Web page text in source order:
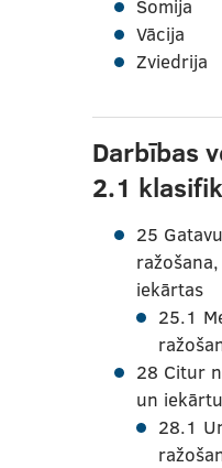
Somija
Vācija
Zviedrija
Darbības
2.1
25
iekārtas
25.1
28 Citur
un
28.1